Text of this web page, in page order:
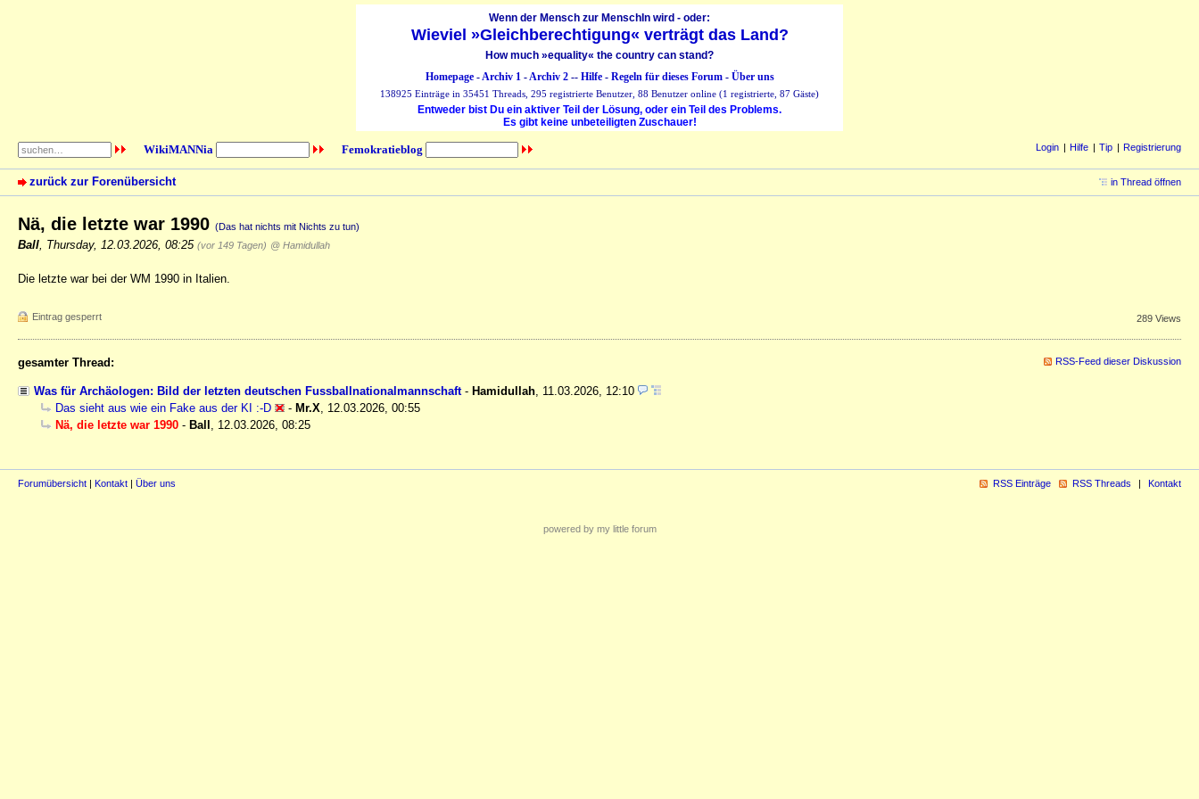
Wenn der Mensch zur MenschIn wird - oder:
Wieviel »Gleichberechtigung« verträgt das Land?
How much »equality« the country can stand?
Homepage-Archiv 1-Archiv 2-- Hilfe- Regeln für dieses Forum- Über uns
138925 Einträge in 35451 Threads, 295 registrierte Benutzer, 88 Benutzer online (1 registrierte, 87 Gäste)
Entweder bist Du ein aktiver Teil der Lösung, oder ein Teil des Problems.
Es gibt keine unbeteiligten Zuschauer!
WikiMANNia Femokratieblog Login Hilfe Tip Registrierung
zurück zur Forenübersicht in Thread öffnen
Nä, die letzte war 1990 (Das hat nichts mit Nichts zu tun)
Ball Thursday, 12.03.2026, 08:25 (vor 149 Tagen) @ Hamidullah
Die letzte war bei der WM 1990 in Italien.
Eintrag gesperrt 289 Views
gesamter Thread: RSS-Feed dieser Diskussion
Was für Archäologen: Bild der letzten deutschen Fussballnationalmannschaft- Hamidullah 11.03.2026, 12:10
Das sieht aus wie ein Fake aus der KI :-D
- Mr.X
12.03.2026, 00:55
Nä, die letzte war 1990 - Ball 12.03.2026, 08:25
Forumübersicht | Kontakt | Über uns RSS Einträge RSS Threads Kontakt
powered by my little forum